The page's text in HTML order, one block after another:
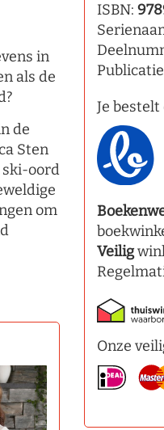
in
als de
de
Sten
ski-oord
om
ISBN:
Je
Veilig
Onze